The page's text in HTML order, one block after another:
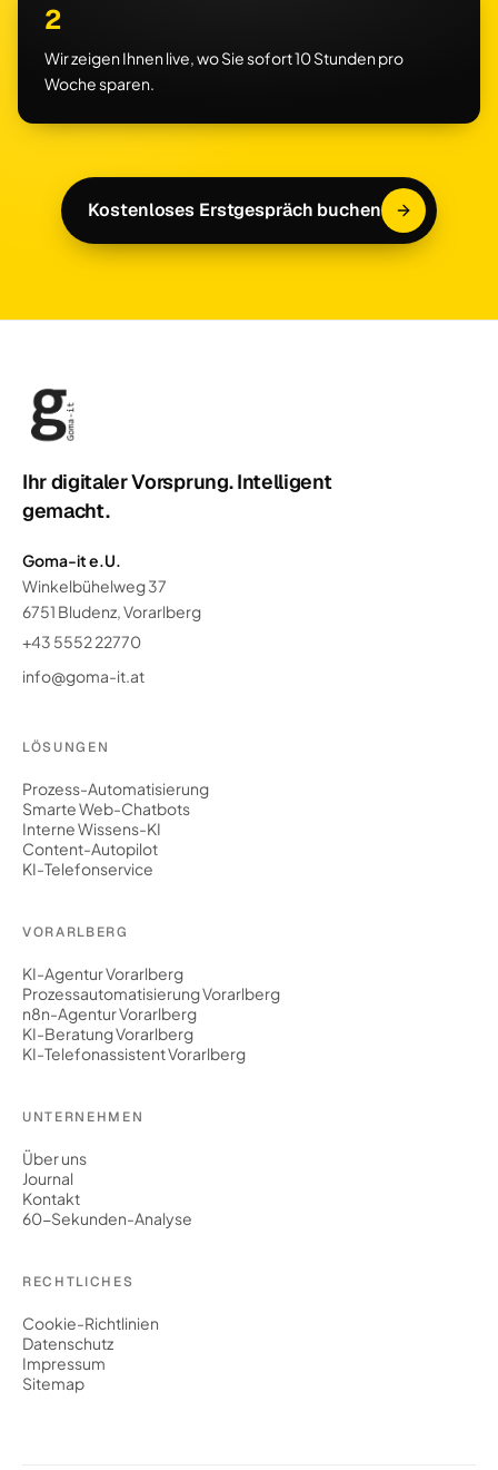
2
Wir zeigen Ihnen live, wo Sie sofort 10 Stunden pro
Woche sparen.
Kostenloses Erstgespräch buchen
Ihr digitaler Vorsprung. Intelligent
gemacht.
Goma-it e.U.
Winkelbühelweg 37
6751 Bludenz, Vorarlberg
+43 5552 22770
info@goma-it.at
LÖSUNGEN
Prozess-Automatisierung
Smarte Web-Chatbots
Interne Wissens-KI
Content-Autopilot
KI-Telefonservice
VORARLBERG
KI-Agentur Vorarlberg
Prozessautomatisierung Vorarlberg
n8n-Agentur Vorarlberg
KI-Beratung Vorarlberg
KI-Telefonassistent Vorarlberg
UNTERNEHMEN
Über uns
Journal
Kontakt
60-Sekunden-Analyse
RECHTLICHES
Cookie-Richtlinien
Datenschutz
Impressum
Sitemap